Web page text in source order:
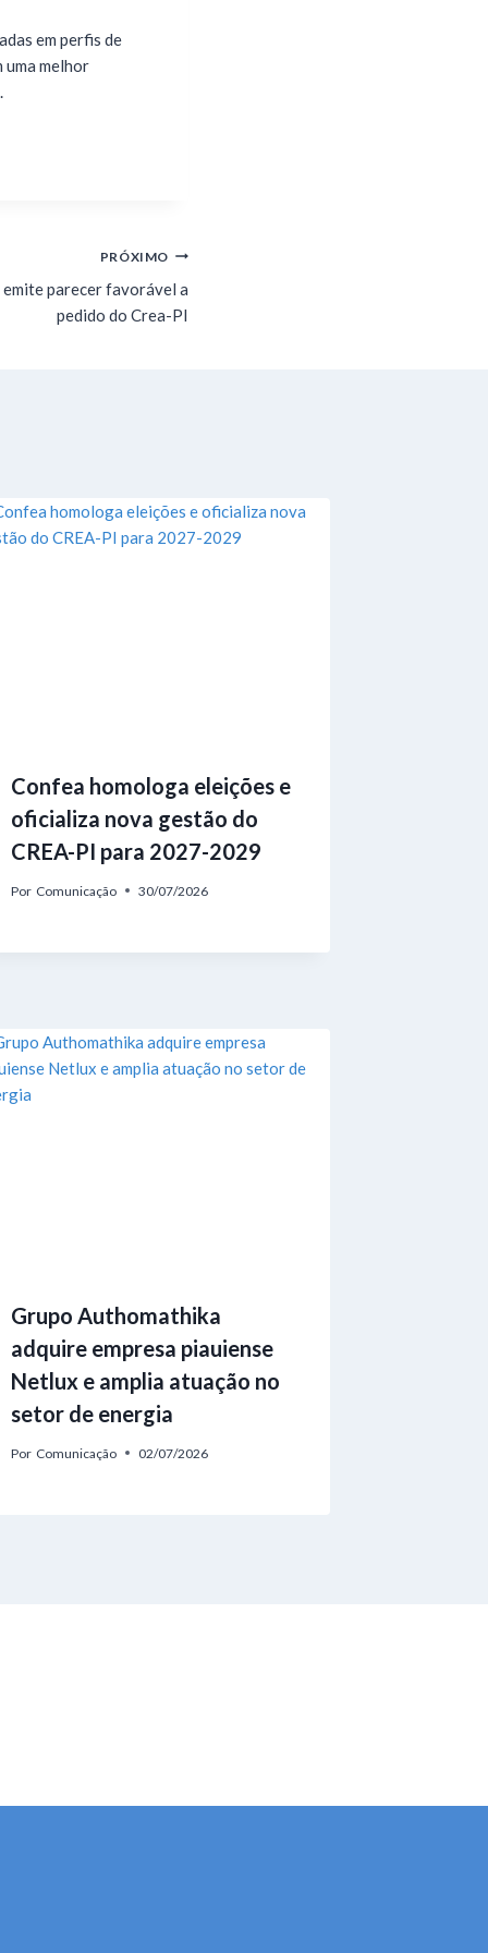
em perfis de
uma melhor
PRÓXIMO
parecer favorável a
pedido do Crea-PI
Confea homologa eleições e
oficializa nova gestão do
CREA-PI para 2027-2029
Por Comunicação 30/07/2026
Grupo Authomathika
adquire empresa piauiense
Netlux e amplia atuação no
setor de energia
Por Comunicação 02/07/2026